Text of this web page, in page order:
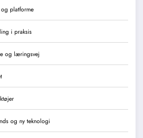
platforme
i praksis
og læringsvej
og ny teknologi